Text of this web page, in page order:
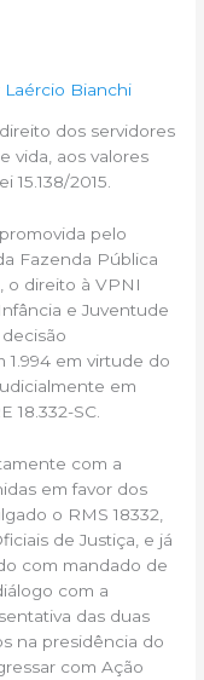
Laércio Bianchi
dos servidores
vida, aos valores
2015.
pelo
Fazenda Pública
o direito à VPNI
e Juventude
1.994 em virtude do
em
18.332-SC.
com a
em favor dos
o RMS 18332,
de Justiça, e já
com mandado de
com a
das duas
na presidência do
com Ação